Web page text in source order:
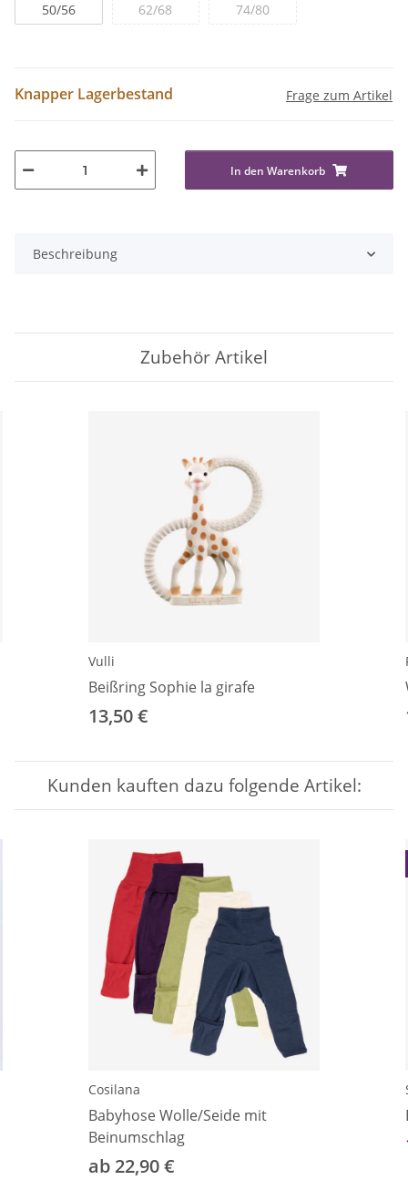
50/56 62/68 74/80
Knapper Lagerbestand Frage zum Artikel
In den Warenkorb
Beschreibung
Zubehör Artikel
Vulli
Beißring Sophie la girafe
13,50 €
Kunden kauften dazu folgende Artikel:
Cosilana
Babyhose Wolle/Seide mit
Beinumschlag
ab 22,90 €